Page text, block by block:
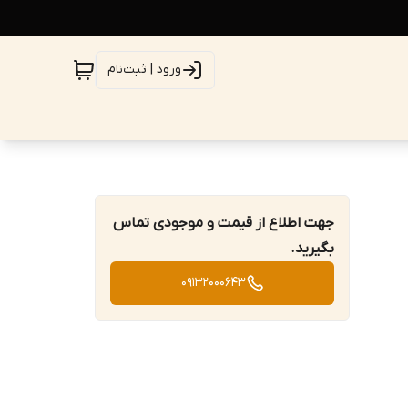
ورود | ثبت‌نام
جهت اطلاع از قیمت و موجودی تماس
بگیرید.
09132000643